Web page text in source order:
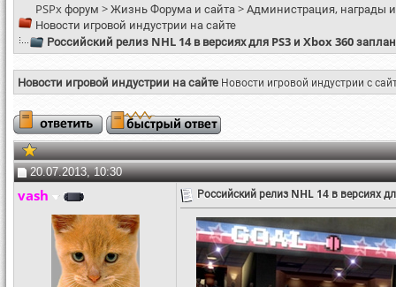
PSPx форум >Жизнь Форума и сайта>Администрация, награды
Новости игровой индустрии на сайте
Российский релиз NHL 14 в версиях для PS3 и Xbox 360
Новости игровой индустрии на сайтеНовости игровой индустрии с
20.07.2013, 10:30
vash Российский релиз NHL 14 в версиях